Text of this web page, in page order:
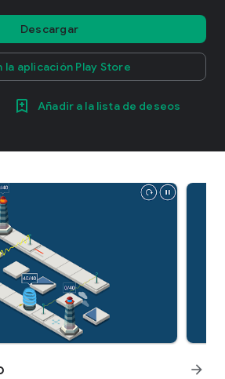
Descargar
la aplicación Play Store
Añadir a la lista de deseos
arrow_forward